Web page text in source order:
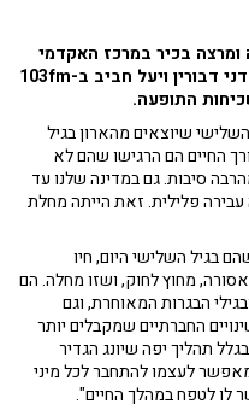
ומרצה בכיר במרכז האקדמי
רופין ובאוניברסיטת רייכמן, שוחח עם דני דבורין ויעל חביב ב-103fm
התופעה.
שיוצאים מהארון בגיל
החיים הם הרגישו שהם לא
סיבות. גם במדינה שלנו עד
עבירה פלילית. זאת הייתה מחלת
בגיל השלישי היום, חיו
מחוץ לחוק, ושזו מחלה. הם
הבגרות המאוחרת, וגם
החברתיים שמקבלים יותר
תהליך יפה שיונג הגדיר
לעצמו להתחבר לכל מיני
לטפח במהלך החיים".